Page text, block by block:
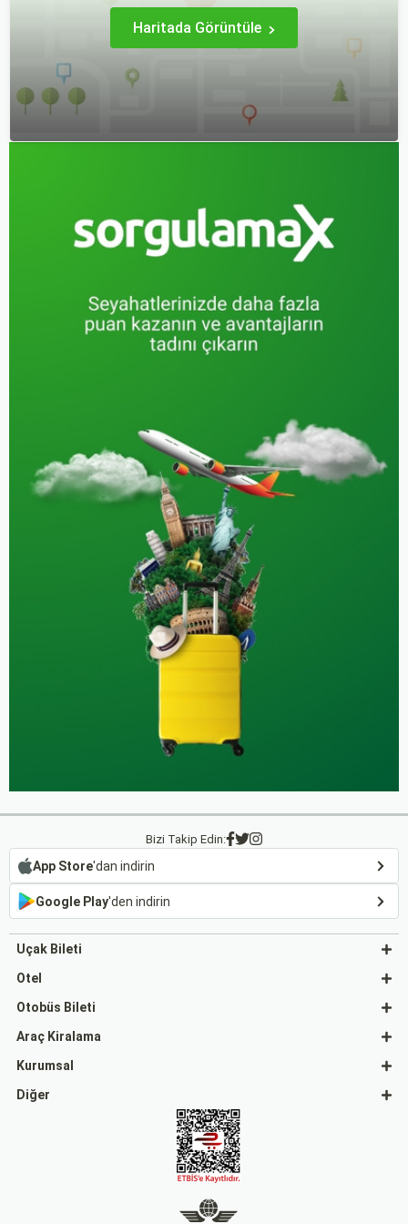
bulacaksınız.
Haritada Görüntüle
Bizi Takip Edin:
App Store'dan indirin
Google Play'den indirin
Uçak Bileti
Otel
Otobüs Bileti
Araç Kiralama
Kurumsal
Diğer